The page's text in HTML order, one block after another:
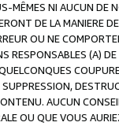
MÊMES NI AUCUN DE
DE LA MANIERE
OU NE
RESPONSABLES (A)
AUCUN
OU QUE VOUS